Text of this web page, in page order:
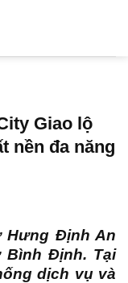
Giao lộ
nền đa năng
Hưng Định An
Bình Định. Tại
dịch vụ và